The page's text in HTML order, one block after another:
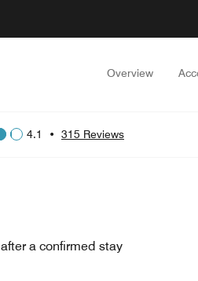
Overview
4.1 • 315 Reviews
a confirmed stay